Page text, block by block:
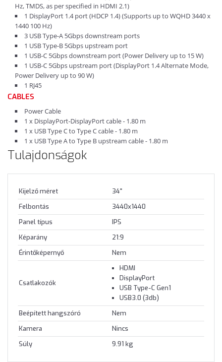
Hz, TMDS, as per specified in HDMI 2.1)
1 DisplayPort 1.4 port (HDCP 1.4) (Supports up to WQHD 3440 x
1440 100 Hz)
3 USB Type-A 5Gbps downstream ports
1 USB Type-B 5Gbps upstream port
1 USB-C 5Gbps downstream port (Power Delivery up to 15 W)
1 USB-C 5Gbps upstream port (DisplayPort 1.4 Alternate Mode,
Power Delivery up to 90 W)
1 RJ45
CABLES
Power Cable
1 x DisplayPort-DisplayPort cable - 1.80 m
1 x USB Type C to Type C cable - 1.80 m
1 x USB Type A to Type B upstream cable - 1.80 m
Tulajdonságok
Kijelző méret
34"
Felbontás
3440x1440
Panel típus
IPS
Képarány
21:9
Érintőképernyő
Nem
Csatlakozók
HDMI
DisplayPort
USB Type-C Gen1
USB3.0 (3db)
Beépített hangszóró
Nem
Kamera
Nincs
Súly
9.91 kg